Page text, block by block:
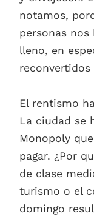
notamos,
personas
lleno, en
El rentismo
La ciudad se
Monopoly
pagar. ¿Por
de clase
turismo o el
domingo